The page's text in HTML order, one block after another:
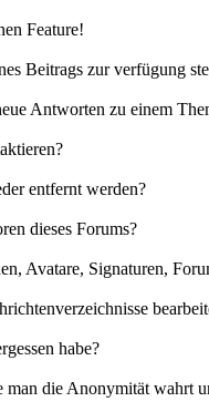
Feature!
Beitrags zur verfügung
Antworten zu einem
entfernt werden?
dieses Forums?
Avatare, Signaturen,
habe?
die Anonymität wahrt